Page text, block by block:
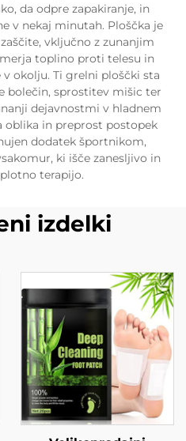
da odpre zapakiranje, in
v nekaj minutah. Ploščka je
vključno z zunanjim
toplino proti telesu in
okolju. Ti grelni ploščki sta
bolečin, sprostitev mišic ter
dejavnostmi v hladnem
oblika in preprost postopek
dodatek športnikom,
ki išče zanesljivo in
terapijo.
izdelki